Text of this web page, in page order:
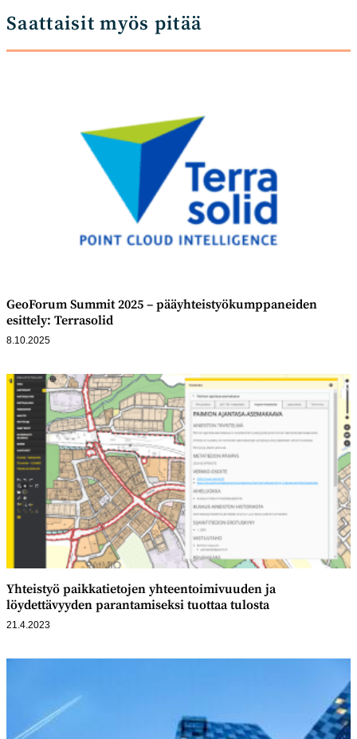
Saattaisit myös pitää
GeoForum Summit 2025 – pääyhteistyökumppaneiden
esittely: Terrasolid
8.10.2025
Yhteistyö paikkatietojen yhteentoimivuuden ja
löydettävyyden parantamiseksi tuottaa tulosta
21.4.2023